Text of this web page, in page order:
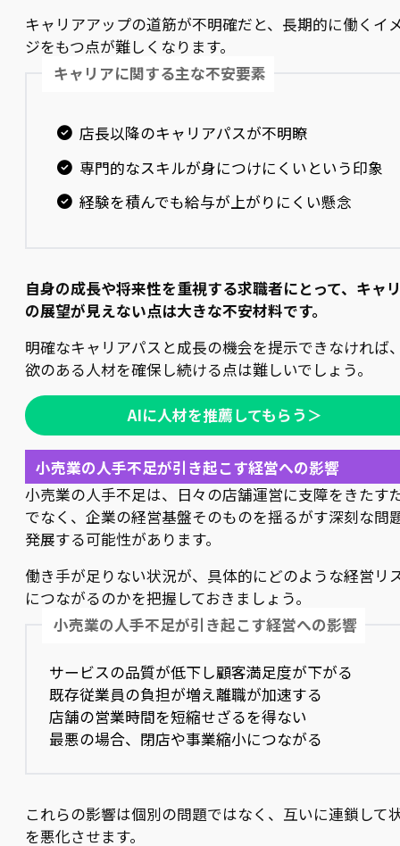
キャリアアップの道筋が不明確だと、長期的に働くイ
ジをもつ点が難しくなります。
キャリアに関する主な不安要素
店長以降のキャリアパスが不明瞭
専門的なスキルが身につけにくいという印象
経験を積んでも給与が上がりにくい懸念
自身の成長や将来性を重視する求職者にとって、キャ
の展望が見えない点は大きな不安材料です。
明確なキャリアパスと成長の機会を提示できなければ
欲のある人材を確保し続ける点は難しいでしょう。
AIに人材を推薦してもらう＞
小売業の人手不足が引き起こす経営への影響
小売業の人手不足は、日々の店舗運営に支障をきたす
でなく、企業の経営基盤そのものを揺るがす深刻な問
発展する可能性があります。
働き手が足りない状況が、具体的にどのような経営リ
につながるのかを把握しておきましょう。
小売業の人手不足が引き起こす経営への影響
サービスの品質が低下し顧客満足度が下がる
既存従業員の負担が増え離職が加速する
店舗の営業時間を短縮せざるを得ない
最悪の場合、閉店や事業縮小につながる
これらの影響は個別の問題ではなく、互いに連鎖して
を悪化させます。